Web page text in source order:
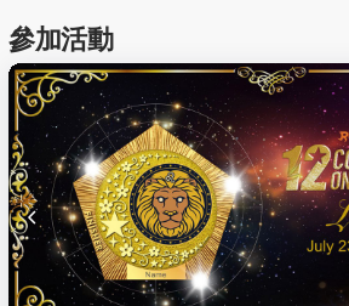
參加活動